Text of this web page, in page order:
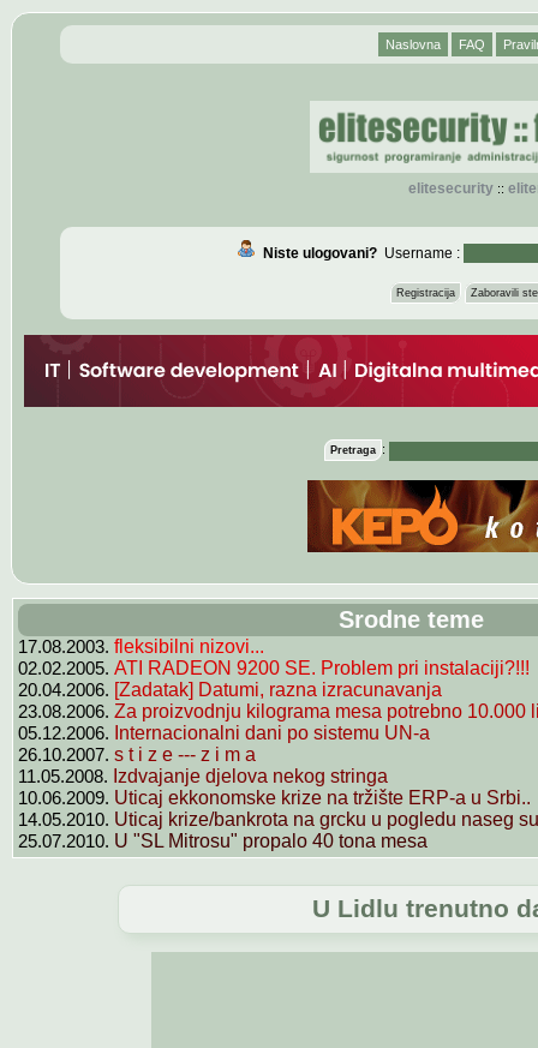
Naslovna FAQ
elitesecurity::
Niste ulogovani?Username :
Registracija Zaboravili
Pretraga :
Srodne teme
17.08.2003. fleksibilni nizovi...
02.02.2005. ATI RADEON 9200 SE. Problem pri instalaciji?!!!
20.04.2006. [Zadatak] Datumi, razna izracunavanja
23.08.2006. Za proizvodnju kilograma mesa potrebno 10.000
05.12.2006. Internacionalni dani po sistemu UN-a
26.10.2007. s t i z e --- z i m a
11.05.2008. Izdvajanje djelova nekog stringa
10.06.2009. Uticaj ekkonomske krize na tržište ERP-a u Srbi..
14.05.2010. Uticaj krize/bankrota na grcku u pogledu naseg
25.07.2010. U "SL Mitrosu" propalo 40 tona mesa
U Lidlu trenutno